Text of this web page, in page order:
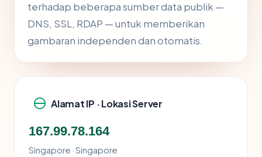
terhadap beberapa sumber data publik —
DNS, SSL, RDAP — untuk memberikan
gambaran independen dan otomatis.
Alamat IP · Lokasi Server
167.99.78.164
Singapore · Singapore